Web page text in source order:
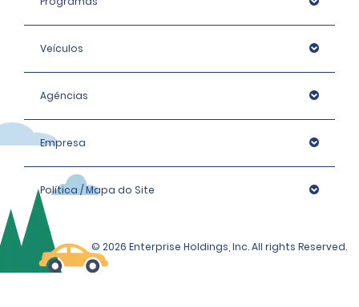
Veículos
Agências
Empresa
Política / Mapa do Site
© 2026 Enterprise Holdings, Inc. All rights Reserved.